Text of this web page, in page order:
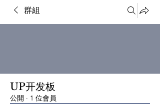
群組
UP开发板
公開 · 1 位會員